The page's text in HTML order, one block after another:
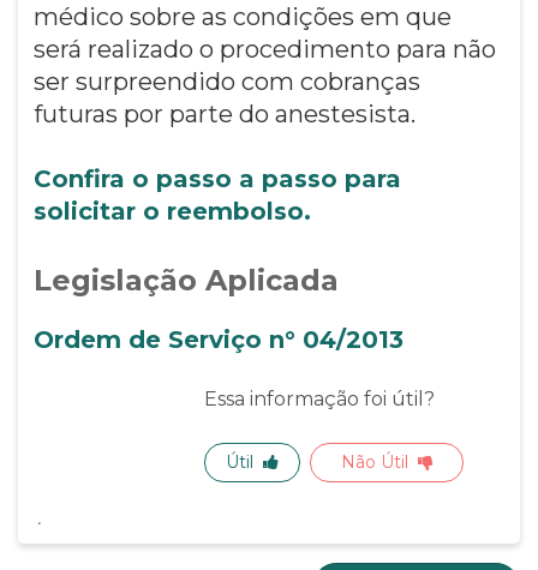
médico sobre as condições em que
será realizado o procedimento para não
ser surpreendido com cobranças
futuras por parte do anestesista.
Confira o passo a passo para
solicitar o reembolso.
Legislação Aplicada
Ordem de Serviço n° 04/2013
Essa informação foi útil?
Útil Não Útil